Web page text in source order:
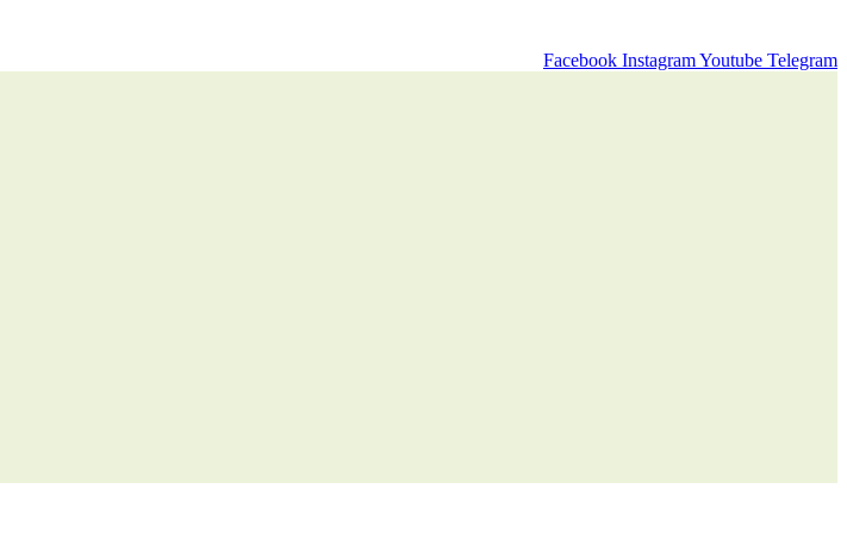
Facebook InstagramYoutube Telegram